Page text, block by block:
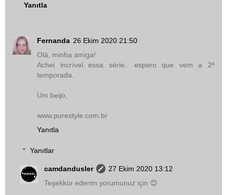
Yanıtla
Fernanda 26 Ekim 2020 21:50
Olá, minha amiga!
Achei incrível essa série.. espero que vem a 2ª
temporada..
Um beijo,
www.purestyle.com.br
Yanıtla
Yanıtlar
camdandusler
27 Ekim 2020 13:12
Teşekkür ederim yorumunuz için 😊